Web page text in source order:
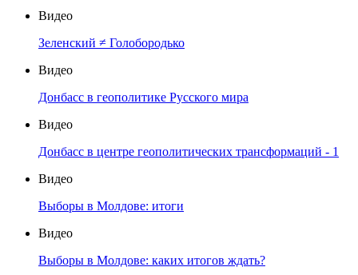
Видео
Зеленский ≠ Голобородько
Видео
Донбасс в геополитике Русского мира
Видео
Донбасс в центре геополитических трансформаций - 1
Видео
Выборы в Молдове: итоги
Видео
Выборы в Молдове: каких итогов ждать?